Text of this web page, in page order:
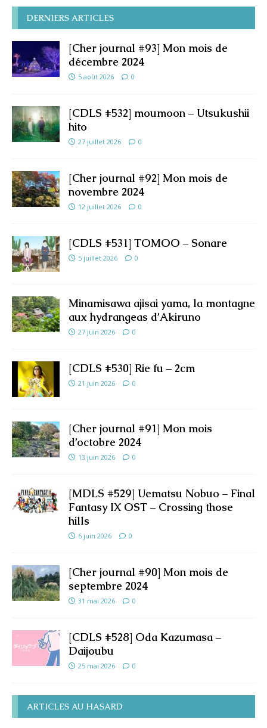
DERNIERS ARTICLES
[Cher journal #93] Mon mois de
décembre 2024
5 août 2026 0
[CDLS #532] moumoon – Utsukushii
hito
27 juillet 2026 0
[Cher journal #92] Mon mois de
novembre 2024
12 juillet 2026 0
[CDLS #531] TOMOO – Sonare
5 juillet 2026 0
Minamisawa ajisai yama, la montagne
aux hydrangeas d’Akiruno
27 juin 2026 0
[CDLS #530] Rie fu – 2cm
21 juin 2026 0
[Cher journal #91] Mon mois
d’octobre 2024
13 juin 2026 0
[MDLS #529] Uematsu Nobuo – Final
Fantasy IX OST – Crossing those
hills
6 juin 2026 0
[Cher journal #90] Mon mois de
septembre 2024
31 mai 2026 0
[CDLS #528] Oda Kazumasa –
Daijoubu
25 mai 2026 0
ARTICLES AU HASARD